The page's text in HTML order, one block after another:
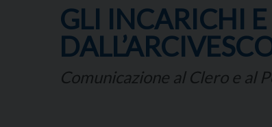
GLI INCARICHI
Comunicazione al Clero e al